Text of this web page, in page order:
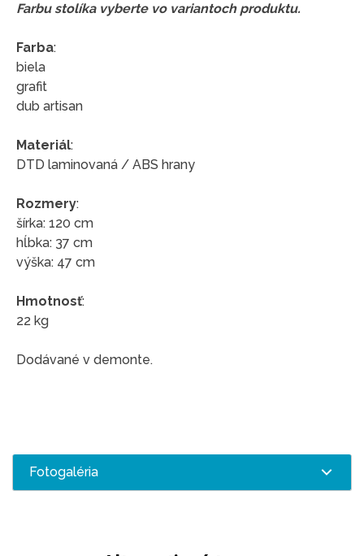
Farbu stolíka vyberte vo variantoch produktu.
Farba:
biela
grafit
dub artisan
Materiál:
DTD laminovaná / ABS hrany
Rozmery:
šírka: 120 cm
hĺbka: 37 cm
výška: 47 cm
Hmotnosť:
22 kg
Dodávané v demonte.
Fotogaléria